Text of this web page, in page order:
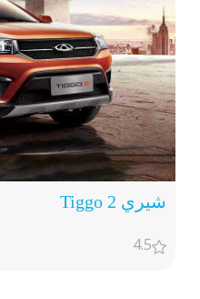
شيري Tiggo 2
4.5